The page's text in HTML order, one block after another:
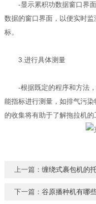
-显示累积功数据窗口界面
数据的窗口界面，以便实时
标。
3.进行具体测量
-根据既定的程序和方法，
能指标进行测量，如排气污
的收集将有助于了解拖拉机的
上一篇： 缠绕式裹包机的托盘
下一篇： 谷原播种机有哪